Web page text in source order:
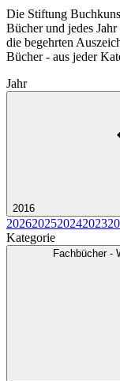
Die Stiftung
Bücher und jedes
die begehrten
Bücher - aus jeder
Jahr
2016
2026202520242023
Kategorie
Fachbücher -